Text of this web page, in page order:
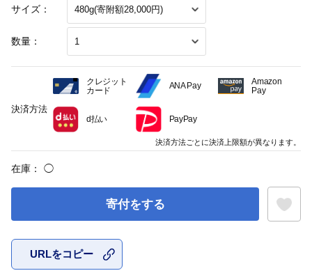
サイズ：
数量：
在庫： ◯
寄付をする
URLをコピー
決済方法
クレジット
カード
ANA Pay
Amazon
Pay
d払い PayPay
決済方法ごとに決済上限額が異なります。